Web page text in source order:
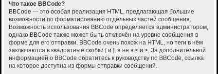
Что такое BBCode?
BBCode — это особая реализация HTML, предлагающая большие
возможности по форматированию отдельных частей сообщения.
Возможность использования BBCode определяется администратором,
однако BBCode также может быть отключён на уровне сообщения в
форме для его отправки. BBCode очень похож на HTML, но теги в нём
заключаются в квадратные скобки [ и ], а не в < и >. За дополнительной
информацией о BBCode обратитесь к руководству по BBCode, ссылка
на которое доступна из формы отправки сообщений.